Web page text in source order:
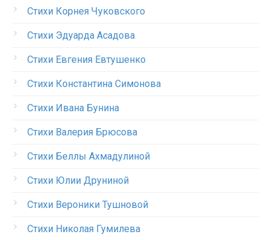
Стихи Корнея Чуковского
Стихи Эдуарда Асадова
Стихи Евгения Евтушенко
Стихи Константина Симонова
Стихи Ивана Бунина
Стихи Валерия Брюсова
Стихи Беллы Ахмадулиной
Стихи Юлии Друниной
Стихи Вероники Тушновой
Стихи Николая Гумилева